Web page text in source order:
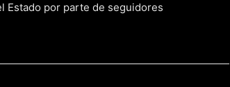
Estado por parte de seguidores